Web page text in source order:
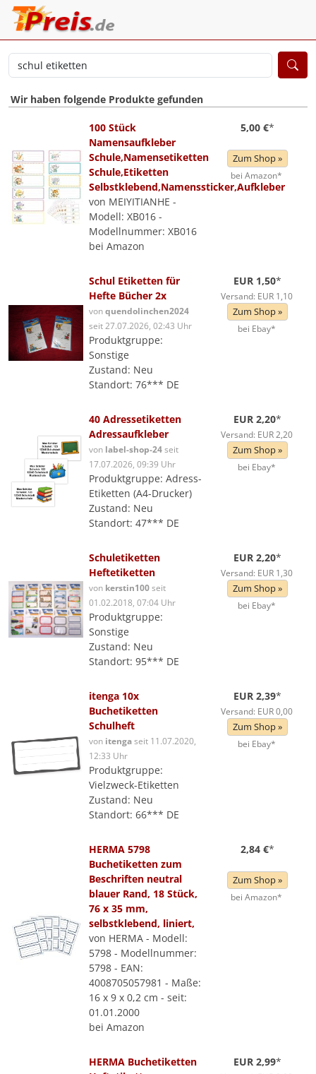
Wir haben folgende Produkte gefunden
100 Stück
Namensaufkleber
Schule,Namensetiketten
Schule,Etiketten
Selbstklebend,Namenssticker,Aufkleber
von MEIYITIANHE -
Modell: XB016 -
Modellnummer: XB016
bei Amazon
5,00 €*
Zum Shop »
bei Amazon*
Schul Etiketten für
Hefte Bücher 2x
vonquendolinchen2024
seit 27.07.2026, 02:43 Uhr
Produktgruppe:
Sonstige
Zustand: Neu
Standort: 76*** DE
EUR 1,50*
Versand: EUR 1,10
Zum Shop »
bei Ebay*
40 Adressetiketten
Adressaufkleber
von label-shop-24seit
17.07.2026, 09:39 Uhr
Produktgruppe: Adress-
Etiketten (A4-Drucker)
Zustand: Neu
Standort: 47*** DE
EUR 2,20*
Versand: EUR 2,20
Zum Shop »
bei Ebay*
Schuletiketten
Heftetiketten
von kerstin100seit
01.02.2018, 07:04 Uhr
Produktgruppe:
Sonstige
Zustand: Neu
Standort: 95*** DE
EUR 2,20*
Versand: EUR 1,30
Zum Shop »
bei Ebay*
itenga 10x
Buchetiketten
Schulheft
von itengaseit 11.07.2020,
12:33 Uhr
Produktgruppe:
Vielzweck-Etiketten
Zustand: Neu
Standort: 66*** DE
EUR 2,39*
Versand: EUR 0,00
Zum Shop »
bei Ebay*
HERMA 5798
Buchetiketten zum
Beschriften neutral
blauer Rand, 18 Stück,
76 x 35 mm,
selbstklebend, liniert,
von HERMA - Modell:
5798 - Modellnummer:
5798 - EAN:
4008705057981 - Maße:
16 x 9 x 0,2 cm - seit:
01.01.2000
bei Amazon
2,84 €*
Zum Shop »
bei Amazon*
HERMA Buchetiketten
EUR 2,99*